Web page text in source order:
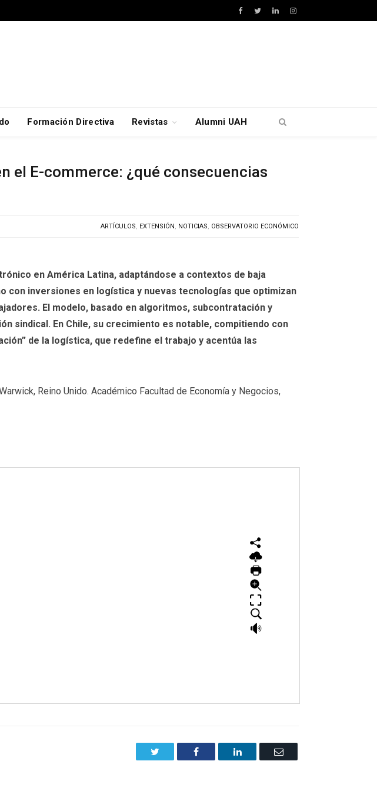
Facebook
TwitterLinkedInInstagram
Formación Directiva Revistas Alumni UAH
el E-commerce: ¿qué consecuencias
ARTÍCULOS, EXTENSIÓN, NOTICIAS, OBSERVATORIO ECONÓMICO
en América Latina, adaptándose a contextos de baja
con inversiones en logística y nuevas tecnologías que optimizan
El modelo, basado en algoritmos, subcontratación y
sindical. En Chile, su crecimiento es notable, compitiendo con
de la logística, que redefine el trabajo y acentúa las
Reino Unido. Académico Facultad de Economía y Negocios,
Facebook LinkedIn Email